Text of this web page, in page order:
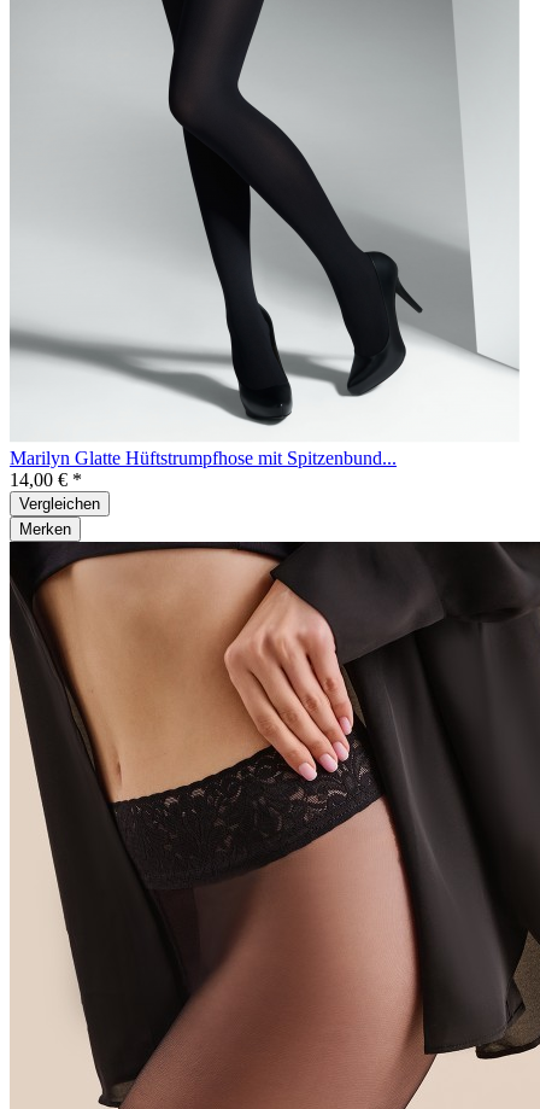
Marilyn Glatte Hüftstrumpfhose mit Spitzenbund...
14,00 € *
Vergleichen
Merken